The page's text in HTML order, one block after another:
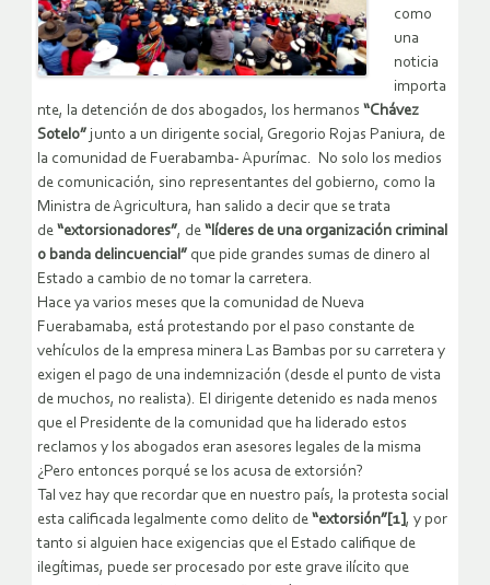
como
una
noticia
importa
nte, la detención de dos abogados, los hermanos “Chávez
Sotelo” junto a un dirigente social, Gregorio Rojas Paniura, de
la comunidad de Fuerabamba- Apurímac. No solo los medios
de comunicación, sino representantes del gobierno, como la
Ministra de Agricultura, han salido a decir que se trata
de “extorsionadores”, de “líderes de una organización criminal
o banda delincuencial” que pide grandes sumas de dinero al
Estado a cambio de no tomar la carretera.
Hace ya varios meses que la comunidad de Nueva
Fuerabamaba, está protestando por el paso constante de
vehículos de la empresa minera Las Bambas por su carretera y
exigen el pago de una indemnización (desde el punto de vista
de muchos, no realista). El dirigente detenido es nada menos
que el Presidente de la comunidad que ha liderado estos
reclamos y los abogados eran asesores legales de la misma
¿Pero entonces porqué se los acusa de extorsión?
Tal vez hay que recordar que en nuestro país, la protesta social
esta calificada legalmente como delito de “extorsión”[1] , y por
tanto si alguien hace exigencias que el Estado califique de
ilegítimas, puede ser procesado por este grave ilícito que